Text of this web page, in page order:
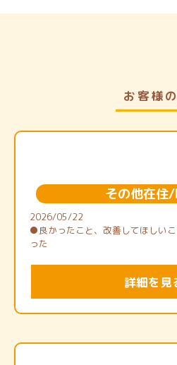
お客様
その他在住
2026/05/22
●良かったこと、改善してほしい
った
詳細を見